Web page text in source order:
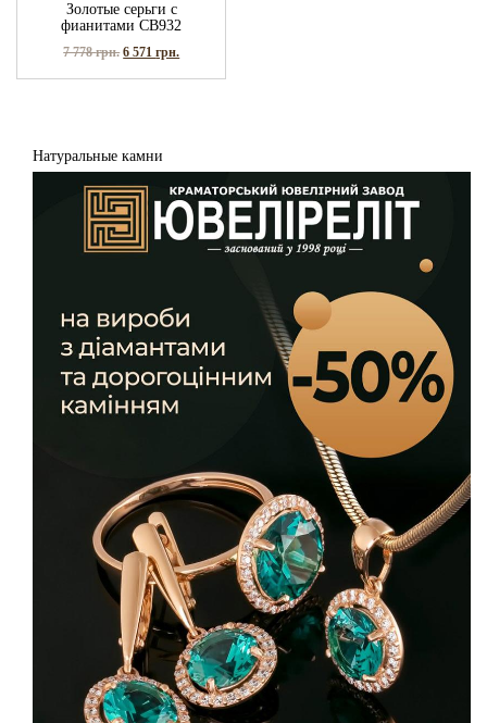
Золотые серьги с
фианитами СВ932
7 778грн. 6 571грн.
Натуральные камни